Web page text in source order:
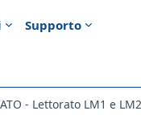
Supporto
- Lettorato LM1 e